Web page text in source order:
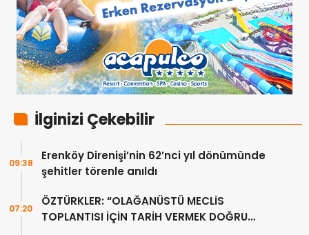
İlginizi Çekebilir
Erenköy Direnişi’nin 62’nci yıl dönümünde
şehitler törenle anıldı
09:38
ÖZTÜRKLER: “OLAĞANÜSTÜ MECLİS
TOPLANTISI İÇİN TARİH VERMEK DOĞRU
07:20